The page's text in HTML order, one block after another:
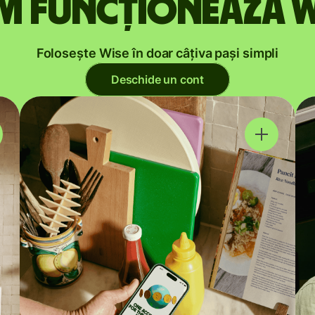
funcționează
Folosește Wise în doar câțiva pași simpli
Deschide un cont